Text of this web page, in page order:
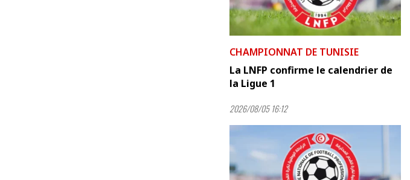
CHAMPIONNAT DE TUNISIE
La LNFP confirme le calendrier de
la Ligue 1
2026/08/05 16:12